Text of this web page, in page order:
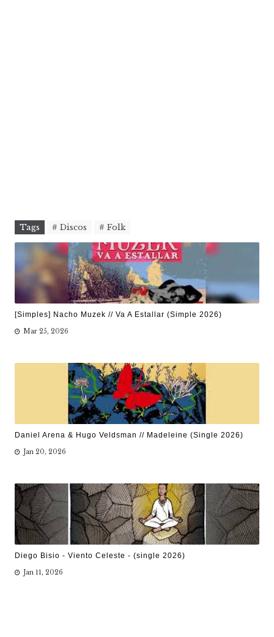
Tags # Discos # Folk
[Simples] Nacho Muzek // Va A Estallar (Simple 2026)
Mar 25, 2026
Daniel Arena & Hugo Veldsman // Madeleine (Single 2026)
Jan 20, 2026
Diego Bisio - Viento Celeste - (single 2026)
Jan 11, 2026